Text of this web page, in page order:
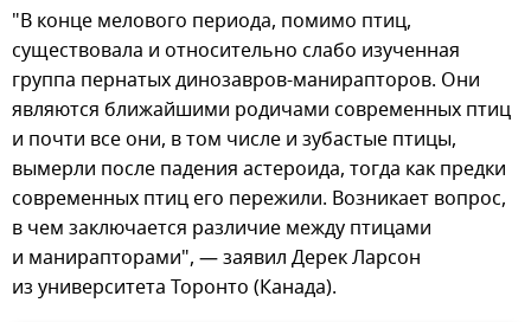
"В конце мелового периода, помимо птиц,
существовала и относительно слабо изученная
группа пернатых динозавров-манирапторов. Они
являются ближайшими родичами современных птиц
и почти все они, в том числе и зубастые птицы,
вымерли после падения астероида, тогда как предки
современных птиц его пережили. Возникает вопрос,
в чем заключается различие между птицами
и манирапторами", — заявил Дерек Ларсон
из университета Торонто (Канада).